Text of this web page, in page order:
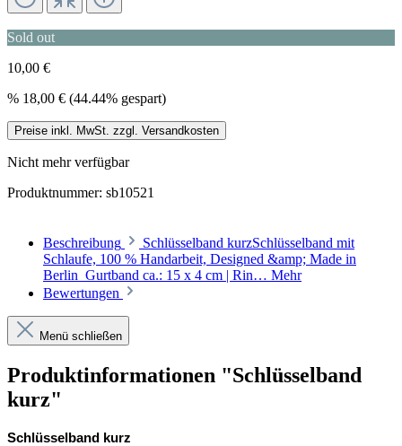
Sold out
10,00 €
% 18,00 € (44.44% gespart)
Preise inkl. MwSt. zzgl. Versandkosten
Nicht mehr verfügbar
Produktnummer: sb10521
Beschreibung
Schlüsselband kurzSchlüsselband mit
Schlaufe, 100 % Handarbeit, Designed &amp; Made in
Berlin Gurtband ca.: 15 x 4 cm | Rin… Mehr
Bewertungen
Menü schließen
Produktinformationen "Schlüsselband
kurz"
Schlüsselband kurz